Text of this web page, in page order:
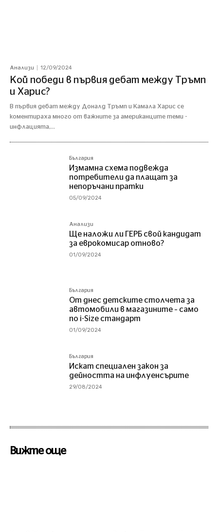
Анализи 12/09/2024
Кой победи в първия дебат между Тръмп
и Харис?
В първия дебат между Доналд Тръмп и Камала Харис се
коментираха много от важните за американците теми -
инфлацията,...
България
Измамна схема подвежда
потребители да плащат за
непоръчани пратки
05/09/2024
Анализи
Ще наложи ли ГЕРБ свой кандидат
за еврокомисар отново?
01/09/2024
България
От днес детските столчета за
автомобили в магазините – само
по i-Size стандарт
01/09/2024
България
Искат специален закон за
дейността на инфлуенсърите
29/08/2024
Вижте още